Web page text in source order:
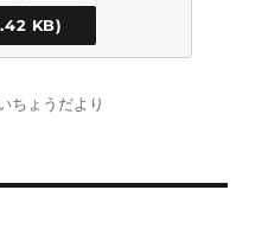
ちょうだより